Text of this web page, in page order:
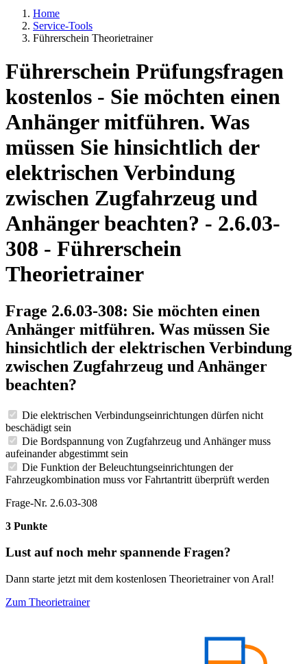
Home
Service-Tools
Führerschein Theorietrainer
Führerschein Prüfungsfragen
kostenlos - Sie möchten einen
Anhänger mitführen. Was
müssen Sie hinsichtlich der
elektrischen Verbindung
zwischen Zugfahrzeug und
Anhänger beachten? - 2.6.03-
308 - Führerschein
Theorietrainer
Frage 2.6.03-308: Sie möchten einen
Anhänger mitführen. Was müssen Sie
hinsichtlich der elektrischen Verbindung
zwischen Zugfahrzeug und Anhänger
beachten?
Die elektrischen Verbindungseinrichtungen dürfen nicht
beschädigt sein
Die Bordspannung von Zugfahrzeug und Anhänger muss
aufeinander abgestimmt sein
Die Funktion der Beleuchtungseinrichtungen der
Fahrzeugkombination muss vor Fahrtantritt überprüft werden
Frage-Nr. 2.6.03-308
3 Punkte
Lust auf noch mehr spannende Fragen?
Dann starte jetzt mit dem kostenlosen Theorietrainer von Aral!
Zum Theorietrainer